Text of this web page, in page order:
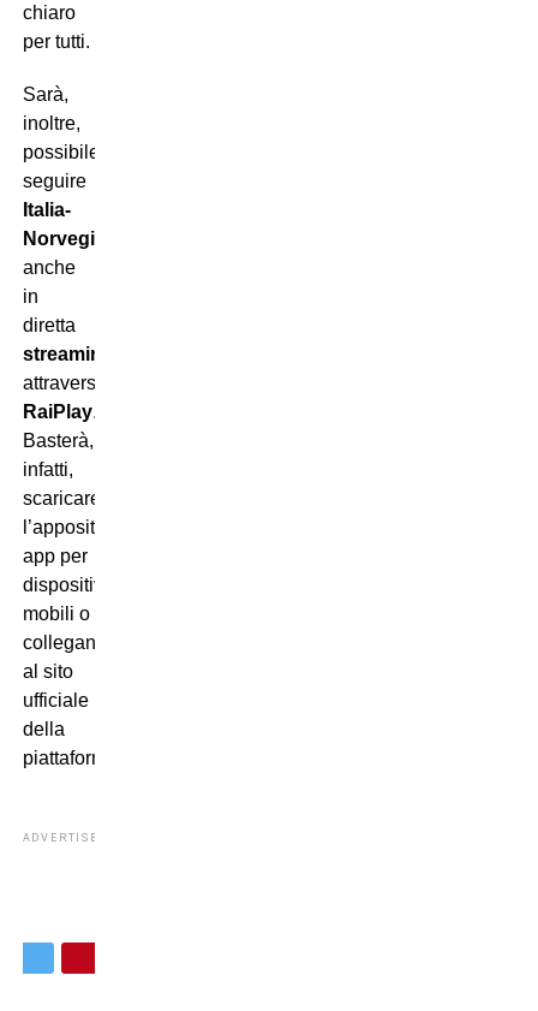
chiaro
per tutti.
Sarà,
inoltre,
possibile
seguire
Italia-
Norvegia
anche
in
diretta
streaming
attraverso
RaiPlay.
Basterà,
infatti,
scaricare
l’apposita
app per
dispositivi
mobili o
collegandosi
al sito
ufficiale
della
piattaforma.
ADVERTISEMENT